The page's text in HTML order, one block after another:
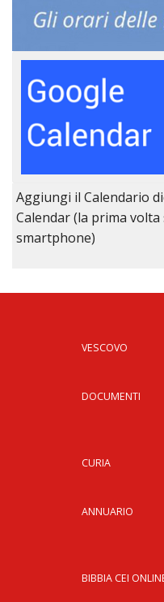
Aggiungi il Calendario
Calendar (la prima
smartphone)
VESCOVO
DOCUMENTI
CURIA
ANNUARIO
BIBBIA CEI